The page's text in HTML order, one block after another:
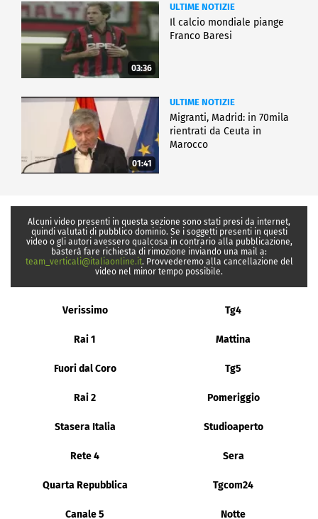
03:36
ULTIME NOTIZIE
Il calcio mondiale piange
Franco Baresi
01:41
ULTIME NOTIZIE
Migranti, Madrid: in 70mila
rientrati da Ceuta in
Marocco
Alcuni video presenti in questa sezione sono stati presi da internet,
quindi valutati di pubblico dominio. Se i soggetti presenti in questi
video o gli autori avessero qualcosa in contrario alla pubblicazione,
basterà fare richiesta di rimozione inviando una mail a:
team_verticali@italiaonline.it. Provvederemo alla cancellazione del
video nel minor tempo possibile.
Verissimo Tg4
Rai 1 Mattina
Fuori dal Coro Tg5
Rai 2 Pomeriggio
Stasera Italia Studioaperto
Rete 4 Sera
Quarta Repubblica Tgcom24
Canale 5 Notte